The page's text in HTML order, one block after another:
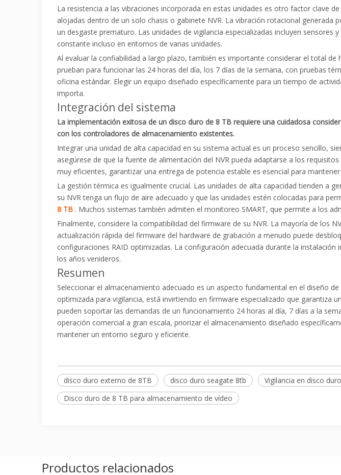
La resistencia a las vibraciones incorporada en estas unidades es otro factor clave
alojadas dentro de un solo chasis o gabinete NVR. La vibración rotacional
un desgaste prematuro. Las unidades de vigilancia especializadas incluyen
constante incluso en entornos de varias unidades.
Al evaluar la confiabilidad a largo plazo, también es importante considerar el total
prueban para funcionar las 24 horas del día, los 7 días de la semana, con pruebas
oficina estándar. Elegir un equipo diseñado específicamente para un tiempo de
importa.
Integración del sistema
La implementación exitosa de un disco duro de 8 TB requiere una cuidadosa
con los controladores de almacenamiento existentes.
Integrar una unidad de alta capacidad en su sistema actual es un proceso sencillo,
asegúrese de que la fuente de alimentación del NVR pueda adaptarse a los
muy eficientes, garantizar una entrega de potencia estable es esencial para
La gestión térmica es igualmente crucial. Las unidades de alta capacidad tienden a
su NVR tenga un flujo de aire adecuado y que las unidades estén colocadas para
8 TB . Muchos sistemas también admiten el monitoreo SMART, que permite a los
Finalmente, considere la compatibilidad del firmware de su NVR. La mayoría de los
actualización rápida del firmware del hardware de grabación a menudo puede
configuraciones RAID optimizadas. La configuración adecuada durante la
los años venideros.
Resumen
Seleccionar el almacenamiento adecuado es un aspecto fundamental en el diseño
optimizada para vigilancia, está invirtiendo en firmware especializado que garantiza
pueden soportar las demandas de un funcionamiento 24 horas al día, 7 días a la
operación comercial a gran escala, priorizar el almacenamiento diseñado
mantener un entorno seguro y eficiente.
disco duro externo de 8TB disco duro seagate 8tb Vigilancia en disco
Disco duro de 8 TB para almacenamiento de vídeo
Productos relacionados